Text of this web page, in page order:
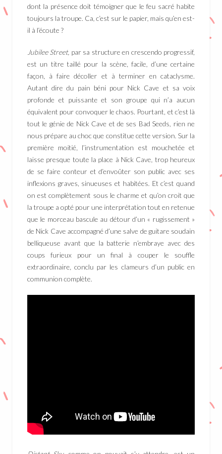
dont la présence doit témoigner que le feu sacré habite
toujours la troupe. Ca, c’est sur le papier, mais qu’en est-
il à l’écoute ?
Jubilee Street, par sa structure en crescendo progressif,
est un titre taillé pour la scène, facile, d’une certaine
façon, à faire décoller et à terminer en cataclysme.
Autant dire du pain béni pour Nick Cave et sa voix
profonde et puissante et son groupe qui n’a aucun
équivalent pour convoquer le chaos. Pourtant, et c’est là
tout le génie de Nick Cave et de ses Bad Seeds, rien ne
nous prépare au choc que constitue cette version. Sur la
première moitié, l’instrumentation est mouchetée et
laisse presque toute la place à Nick Cave, trop heureux
de se faire conteur et d’envoûter son public avec ses
inflexions graves, sinueuses et habitées. Et c’est quand
on est complètement sous le charme et qu’on croit que
la troupe a opté pour une interprétation tout en retenue
que le morceau bascule au détour d’un « rugissement »
de Nick Cave accompagné d’une salve de guitare soudain
belliqueuse avant que la batterie n’embraye avec des
coups furieux pour un final à couper le souffle
extraordinaire, conclu par les clameurs d’un public en
communion complète.